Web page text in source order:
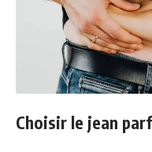
Choisir le jean